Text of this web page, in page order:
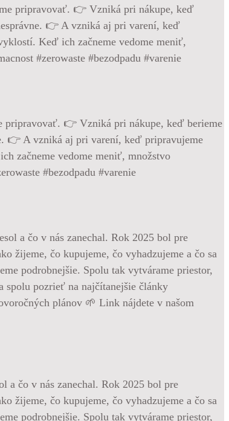
pripravovať. 👉 Vzniká pri nákupe, keď berieme
👉 A vzniká aj pri varení, keď pripravujeme
začneme vedome meniť, množstvo
#bezodpadu #varenie
a čo v nás zanechal. Rok 2025 bol pre
žijeme, čo kupujeme, čo vyhadzujeme a čo sa
podrobnejšie. Spolu tak vytvárame priestor,